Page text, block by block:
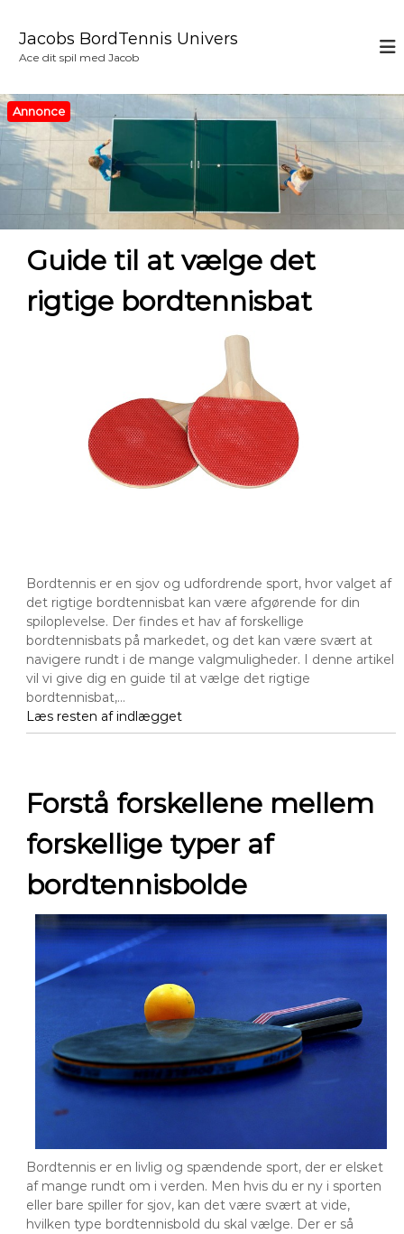
e
t
i
Jacobs BordTennis Univers
Ace dit spil med Jacob
Annonce
Guide til at vælge det
rigtige bordtennisbat
Bordtennis er en sjov og udfordrende sport, hvor valget af
det rigtige bordtennisbat kan være afgørende for din
spiloplevelse. Der findes et hav af forskellige
bordtennisbats på markedet, og det kan være svært at
navigere rundt i de mange valgmuligheder. I denne artikel
vil vi give dig en guide til at vælge det rigtige
bordtennisbat,…
Læs resten af indlægget
Forstå forskellene mellem
forskellige typer af
bordtennisbolde
Bordtennis er en livlig og spændende sport, der er elsket
af mange rundt om i verden. Men hvis du er ny i sporten
eller bare spiller for sjov, kan det være svært at vide,
hvilken type bordtennisbold du skal vælge. Der er så